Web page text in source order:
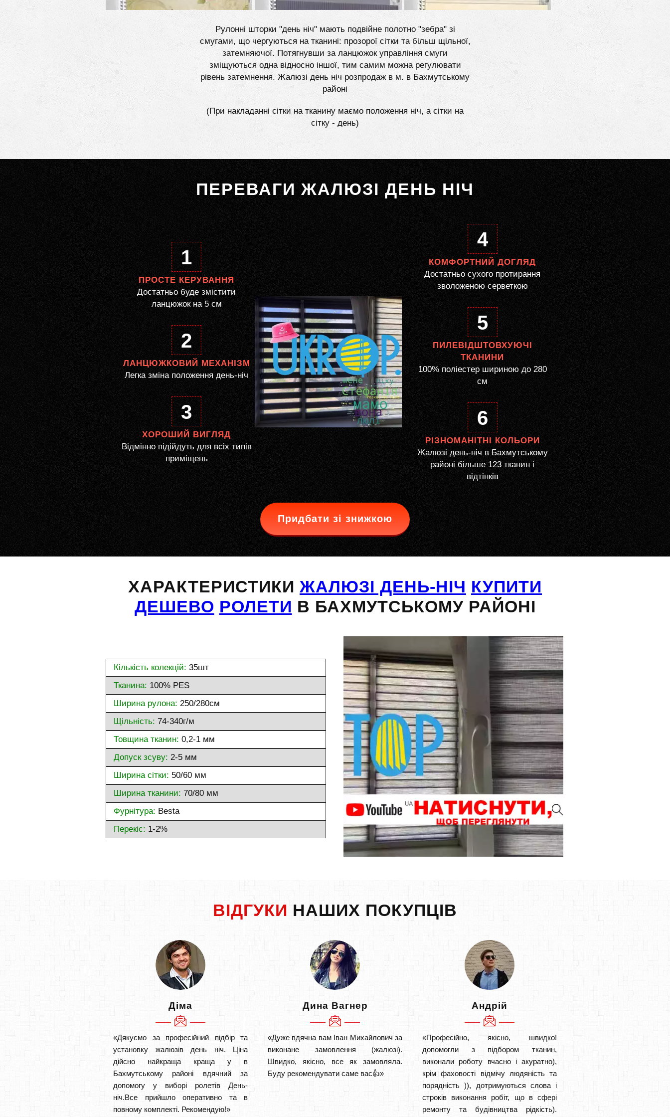
Рулонні шторки "день ніч" мають подвійне полотно "зебра" зі
смугами, що чергуються на тканині: прозорої сітки та більш щільної,
затемняючої. Потягнувши за ланцюжок управління смуги
зміщуються одна відносно іншої, тим самим можна регулювати
рівень затемнення. Жалюзі день ніч розпродаж в м. в Бахмутському
районі
(При накладанні сітки на тканину маємо положення ніч, а сітки на
сітку - день)
ПЕРЕВАГИ ЖАЛЮЗІ ДЕНЬ НІЧ
1
ПРОСТЕ КЕРУВАННЯ
Достатньо буде змістити
ланцюжок на 5 см
2
ЛАНЦЮЖКОВИЙ МЕХАНІЗМ
Легка зміна положення день-ніч
3
ХОРОШИЙ ВИГЛЯД
Відмінно підійдуть для всіх типів
приміщень
4
КОМФОРТНИЙ ДОГЛЯД
Достатньо сухого протирання
зволоженою серветкою
5
ПИЛЕВІДШТОВХУЮЧІ
ТКАНИНИ
100% поліестер шириною до 280
см
6
РІЗНОМАНІТНІ КОЛЬОРИ
Жалюзі день-ніч в Бахмутському
районі більше 123 тканин і
відтінків
Придбати зі знижкою
ХАРАКТЕРИСТИКИ ЖАЛЮЗІ ДЕНЬ-НІЧ КУПИТИ
ДЕШЕВО РОЛЕТИ В БАХМУТСЬКОМУ РАЙОНІ
Кількість колекцій: 35шт
Тканина: 100% PES
Ширина рулона: 250/280см
Щільність: 74-340г/м
Товщина тканин: 0,2-1 мм
Допуск зсуву: 2-5 мм
Ширина сітки: 50/60 мм
Ширина тканини: 70/80 мм
Фурнітура: Besta
Перекіс: 1-2%
ВІДГУКИ НАШИХ ПОКУПЦІВ
Діма
«Дякуємо за професійний підбір та
установку жалюзів день ніч. Ціна
дійсно найкраща краща у в
Бахмутському районі вдячний за
допомогу у виборі ролетів День-
ніч.Все прийшло оперативно та в
повному комплекті. Рекомендую!»
Дина Вагнер
«Дуже вдячна вам Іван Михайлович за
виконане замовлення (жалюзі).
Швидко, якісно, все як замовляла.
Буду рекомендувати саме вас👍»
Андрій
«Професійно, якісно, швидко!
допомогли з підбором тканин,
виконали роботу вчасно і акуратно),
крім фаховості відмічу людяність та
порядність )), дотримуються слова і
строків виконання робіт, що в сфері
ремонту та будівництва рідкість).